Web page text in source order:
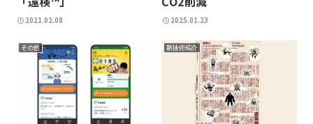
2021.02.08 2025.01.23
その他 新技術紹介